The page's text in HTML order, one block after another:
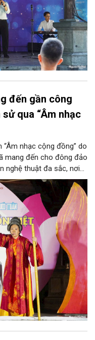
đến gần công
qua “Âm nhạc
nhạc cộng đồng” do
mang đến cho đông đảo
nghệ thuật đa sắc, nơi
và các tiết mục múa
bộ hồ Hoàn Kiếm. Đặc
nghệ sĩ đến từ
gỡ nghệ thuật giàu